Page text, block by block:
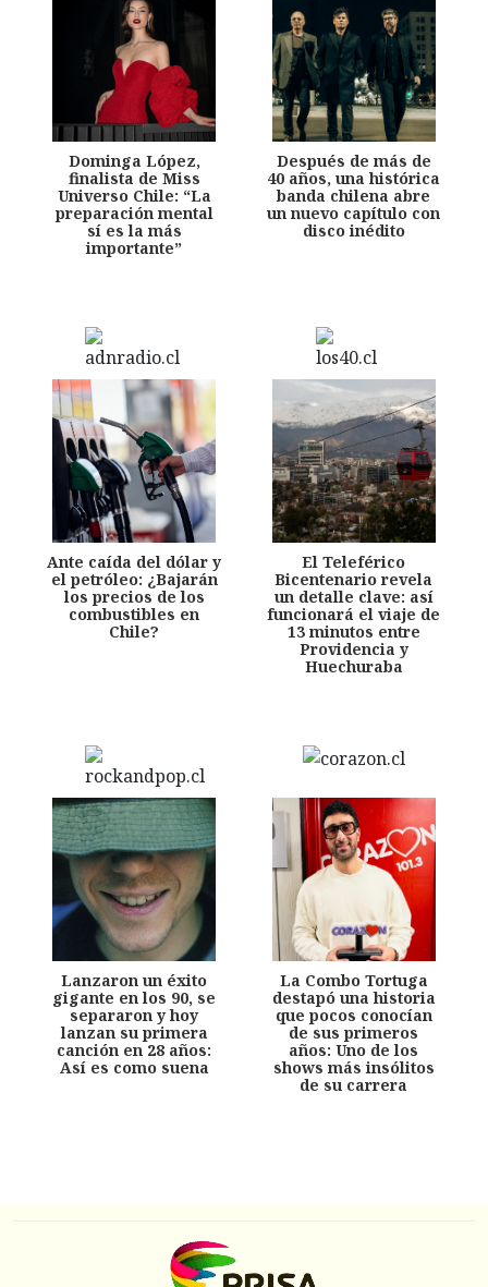
Dominga López,
finalista de Miss
Universo Chile: “La
preparación mental
sí es la más
importante”
Después de más de
40 años, una histórica
banda chilena abre
un nuevo capítulo con
disco inédito
Ante caída del dólar y
el petróleo: ¿Bajarán
los precios de los
combustibles en
Chile?
El Teleférico
Bicentenario revela
un detalle clave: así
funcionará el viaje de
13 minutos entre
Providencia y
Huechuraba
Lanzaron un éxito
gigante en los 90, se
separaron y hoy
lanzan su primera
canción en 28 años:
Así es como suena
La Combo Tortuga
destapó una historia
que pocos conocían
de sus primeros
años: Uno de los
shows más insólitos
de su carrera